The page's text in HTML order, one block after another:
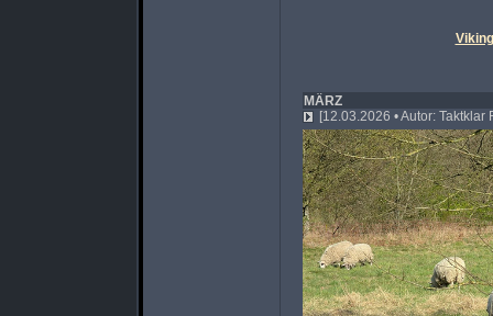
MÄRZ
[12.03.2026 • Autor: Taktklar